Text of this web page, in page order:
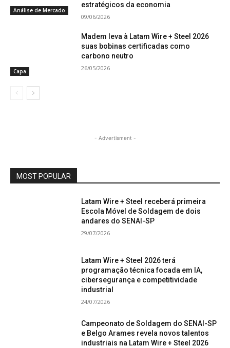
Análise de Mercado
estratégicos da economia
09/06/2026
Capa
Madem leva à Latam Wire + Steel 2026
suas bobinas certificadas como
carbono neutro
26/05/2026
- Advertisment -
MOST POPULAR
Latam Wire + Steel receberá primeira
Escola Móvel de Soldagem de dois
andares do SENAI-SP
29/07/2026
Latam Wire + Steel 2026 terá
programação técnica focada em IA,
cibersegurança e competitividade
industrial
24/07/2026
Campeonato de Soldagem do SENAI-SP
e Belgo Arames revela novos talentos
industriais na Latam Wire + Steel 2026